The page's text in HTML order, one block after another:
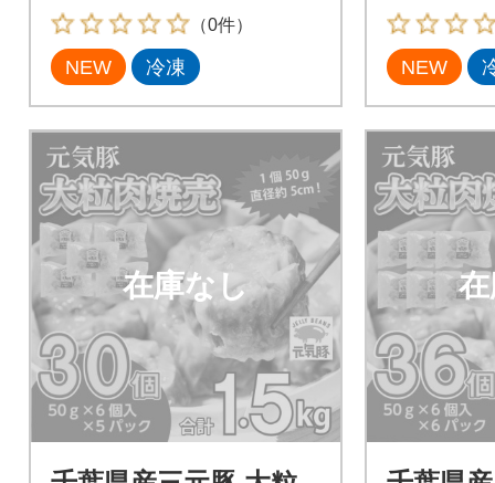
（0件）
NEW 冷凍 NEW
在庫なし